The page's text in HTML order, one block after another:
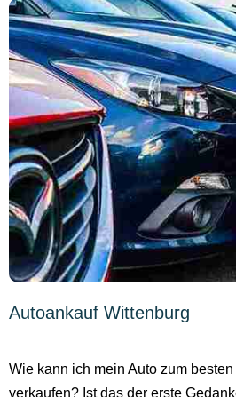
Autoankauf Wittenburg
Wie kann ich mein Auto zum
verkaufen? Ist das der erste